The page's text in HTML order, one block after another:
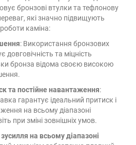
бронзові втулки та тефлонову
які значно підвищують
каміна:
: Використання бронзових
довговічність та міцність
бронза відома своєю високою
та постійне навантаження:
гарантує ідеальний притиск і
на всьому діапазоні
при зміні зовнішніх умов.
на всьому діапазоні